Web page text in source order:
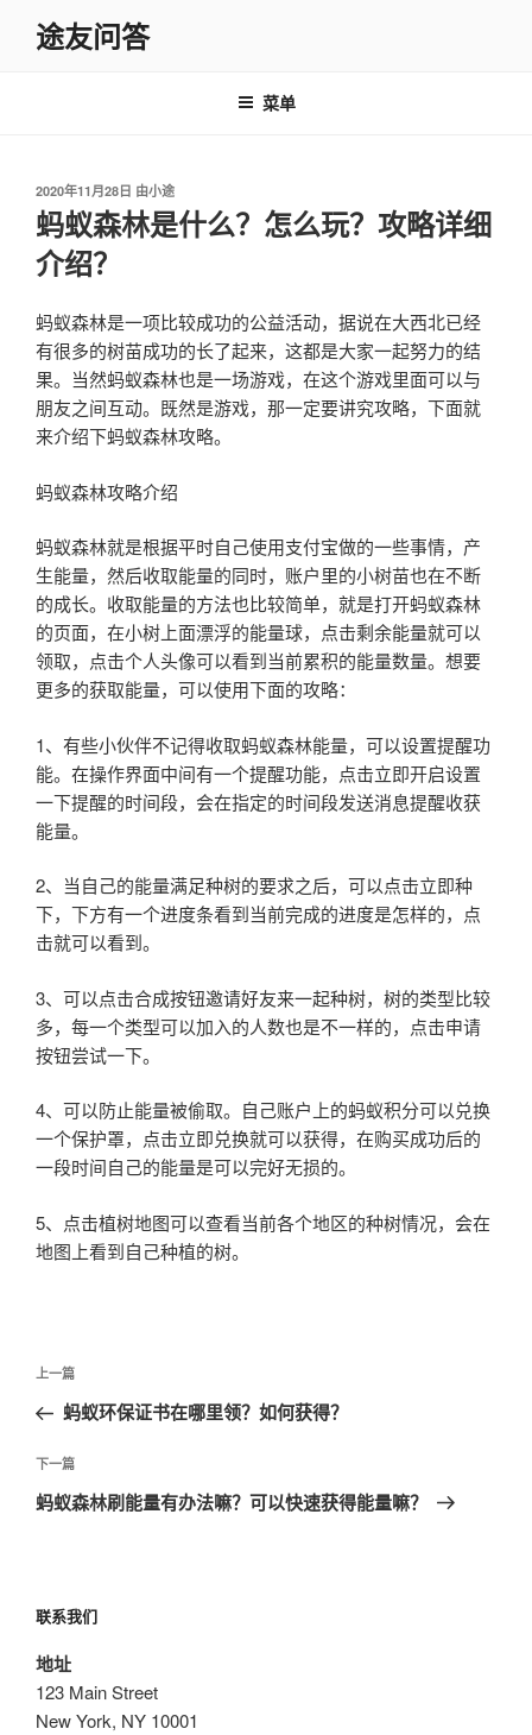
途友问答
菜单
发
布
于
2020年11月28日 由小途
蚂蚁森林是什么？怎么玩？攻略详细
介绍？
蚂蚁森林是一项比较成功的公益活动，据说在大西北已经
有很多的树苗成功的长了起来，这都是大家一起努力的结
果。当然蚂蚁森林也是一场游戏，在这个游戏里面可以与
朋友之间互动。既然是游戏，那一定要讲究攻略，下面就
来介绍下蚂蚁森林攻略。
蚂蚁森林攻略介绍
蚂蚁森林就是根据平时自己使用支付宝做的一些事情，产
生能量，然后收取能量的同时，账户里的小树苗也在不断
的成长。收取能量的方法也比较简单，就是打开蚂蚁森林
的页面，在小树上面漂浮的能量球，点击剩余能量就可以
领取，点击个人头像可以看到当前累积的能量数量。想要
更多的获取能量，可以使用下面的攻略：
1、有些小伙伴不记得收取蚂蚁森林能量，可以设置提醒功
能。在操作界面中间有一个提醒功能，点击立即开启设置
一下提醒的时间段，会在指定的时间段发送消息提醒收获
能量。
2、当自己的能量满足种树的要求之后，可以点击立即种
下，下方有一个进度条看到当前完成的进度是怎样的，点
击就可以看到。
3、可以点击合成按钮邀请好友来一起种树，树的类型比较
多，每一个类型可以加入的人数也是不一样的，点击申请
按钮尝试一下。
4、可以防止能量被偷取。自己账户上的蚂蚁积分可以兑换
一个保护罩，点击立即兑换就可以获得，在购买成功后的
一段时间自己的能量是可以完好无损的。
5、点击植树地图可以查看当前各个地区的种树情况，会在
地图上看到自己种植的树。
文
导
航
上
一
文
章
上一篇
蚂蚁环保证书在哪里领？如何获得？
下
一
下一篇
蚂蚁森林刷能量有办法嘛？可以快速获得能量嘛？
联系我们
地址
123 Main Street
New York, NY 10001